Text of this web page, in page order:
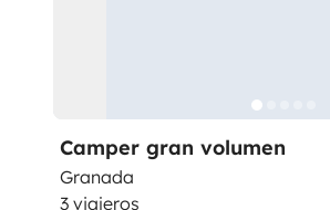
Camper gran volumen
Granada
3 viajeros